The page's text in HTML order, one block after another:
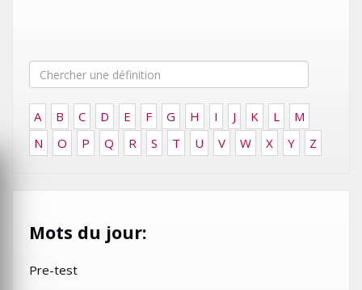
A B C D E F G H I J K L
M
N
O P Q R S T U V W X Y Z
Mots du jour:
Pre-test